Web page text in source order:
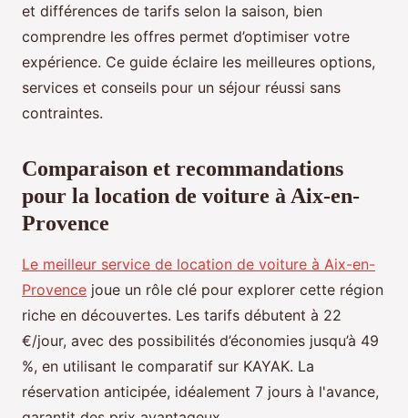
et différences de tarifs selon la saison, bien
comprendre les offres permet d’optimiser votre
expérience. Ce guide éclaire les meilleures options,
services et conseils pour un séjour réussi sans
contraintes.
Comparaison et recommandations
pour la location de voiture à Aix-en-
Provence
Le meilleur service de location de voiture à Aix-en-
Provence joue un rôle clé pour explorer cette région
riche en découvertes. Les tarifs débutent à 22
€/jour, avec des possibilités d’économies jusqu’à 49
%, en utilisant le comparatif sur KAYAK. La
réservation anticipée, idéalement 7 jours à l'avance,